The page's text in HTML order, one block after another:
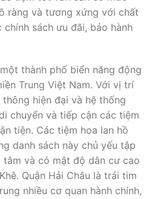
ràng và tương xứng với chất
sách ưu đãi, bảo hành
thành phố biển năng động
Trung Việt Nam. Với vị trí
hiện đại và hệ thống
chuyển và tiếp cận các tiệm
tiện. Các tiệm hoa lan hồ
danh sách này chủ yếu tập
và có mật độ dân cư cao
Quận Hải Châu là trái tim
nhiều cơ quan hành chính,